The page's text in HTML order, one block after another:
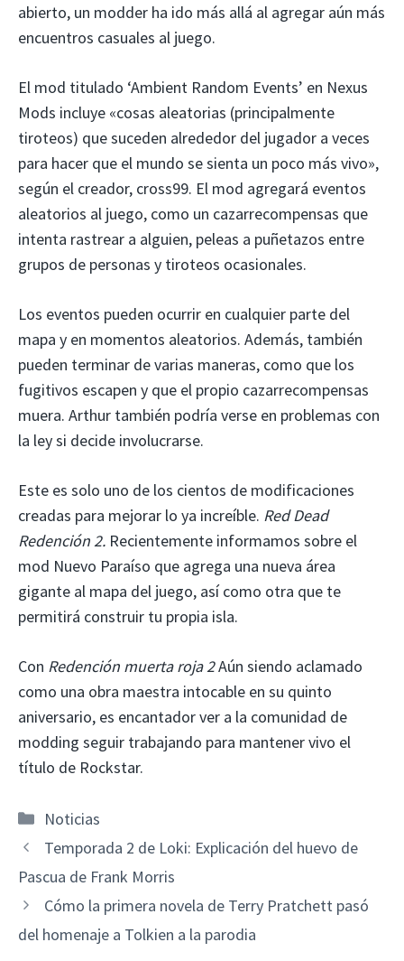
abierto, un modder ha ido más allá al agregar aún más
encuentros casuales al juego.
El mod titulado ‘Ambient Random Events’ en Nexus
Mods incluye «cosas aleatorias (principalmente
tiroteos) que suceden alrededor del jugador a veces
para hacer que el mundo se sienta un poco más vivo»,
según el creador, cross99. El mod agregará eventos
aleatorios al juego, como un cazarrecompensas que
intenta rastrear a alguien, peleas a puñetazos entre
grupos de personas y tiroteos ocasionales.
Los eventos pueden ocurrir en cualquier parte del
mapa y en momentos aleatorios. Además, también
pueden terminar de varias maneras, como que los
fugitivos escapen y que el propio cazarrecompensas
muera. Arthur también podría verse en problemas con
la ley si decide involucrarse.
Este es solo uno de los cientos de modificaciones
creadas para mejorar lo ya increíble. Red Dead
Redención 2. Recientemente informamos sobre el
mod Nuevo Paraíso que agrega una nueva área
gigante al mapa del juego, así como otra que te
permitirá construir tu propia isla.
Con Redención muerta roja 2Aún siendo aclamado
como una obra maestra intocable en su quinto
aniversario, es encantador ver a la comunidad de
modding seguir trabajando para mantener vivo el
título de Rockstar.
Categorías
Noticias
Temporada 2 de Loki: Explicación del huevo de
Pascua de Frank Morris
Cómo la primera novela de Terry Pratchett pasó
del homenaje a Tolkien a la parodia